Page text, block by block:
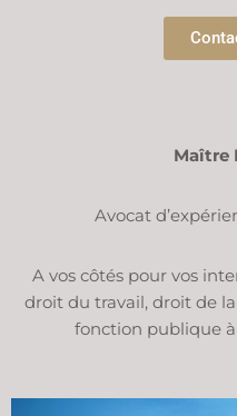
Maître
Avocat
A vos côtés pour vos
droit du travail, droit de
fonction publique à